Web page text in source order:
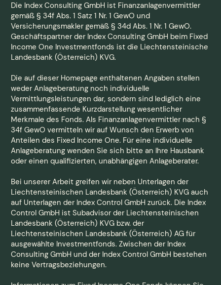
Die Index Consulting GmbH ist Finanzanlagenvermittler
gemäß § 34f Abs. 1 Satz 1 Nr. 1 GewO und
Versicherungsmakler gemäß § 34d Abs. 1 Nr. 1 GewO.
Geschäftspartner der Index Consulting GmbH beim Fixed
Income One Investmentfonds ist die Liechtensteinische
Landesbank (Österreich) KVG.
Die auf dieser Homepage enthaltenen Angaben stellen
weder Anlageberatung noch individuelle
Vermittlungsleistungen dar, sondern sind lediglich eine
zusammenfassende Kurzdarstellung wesentlicher
Merkmale des Fonds. Als Finanzanlagenvermittler nach §
34f GewO vermitteln wir auf Wunsch den Erwerb von
Anteilen des Fixed Income One. Für eine individuelle
Anlageberatung wenden Sie sich bitte an Ihre Hausbank
oder einen qualifizierten, unabhängigen Anlageberater.
Bei unserer Arbeit greifen wir neben Unterlagen der
Liechtensteinischen Landesbank (Österreich) KVG auch
auf Unterlagen der Index Control GmbH zurück. Die Index
Control GmbH ist Subadvisor der Liechtensteinischen
Landesbank (Österreich) KVG bzw. der
Liechtensteinischen Landesbank (Österreich) AG für
ausgewählte Investmentfonds. Zwischen der Index
Consulting GmbH und der Index Control GmbH bestehen
keine Vertragsbeziehungen.